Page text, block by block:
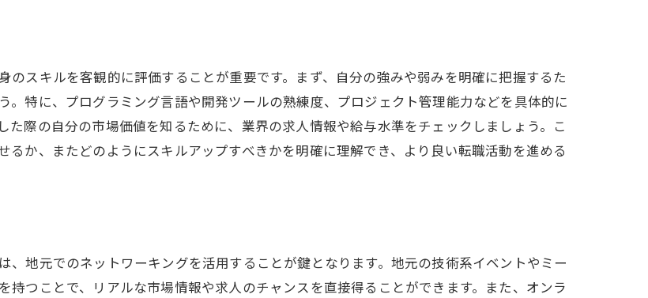
なコミュニケーション文化
アに優しい福利厚生
ティブな問題解決を奨励する文化
あるスキルを開発する
ビジネスエコシステムを理解する
スキルを客観的に評価することが重要です。まず、自分の強みや弱みを明確に把握するた
特に、プログラミング言語や開発ツールの熟練度、プロジェクト管理能力などを具体的に
際の自分の市場価値を知るために、業界の求人情報や給与水準をチェックしましょう。こ
か、またどのようにスキルアップすべきかを明確に理解でき、より良い転職活動を進める
地元でのネットワーキングを活用することが鍵となります。地元の技術系イベントやミー
持つことで、リアルな市場情報や求人のチャンスを直接得ることができます。また、オンラ